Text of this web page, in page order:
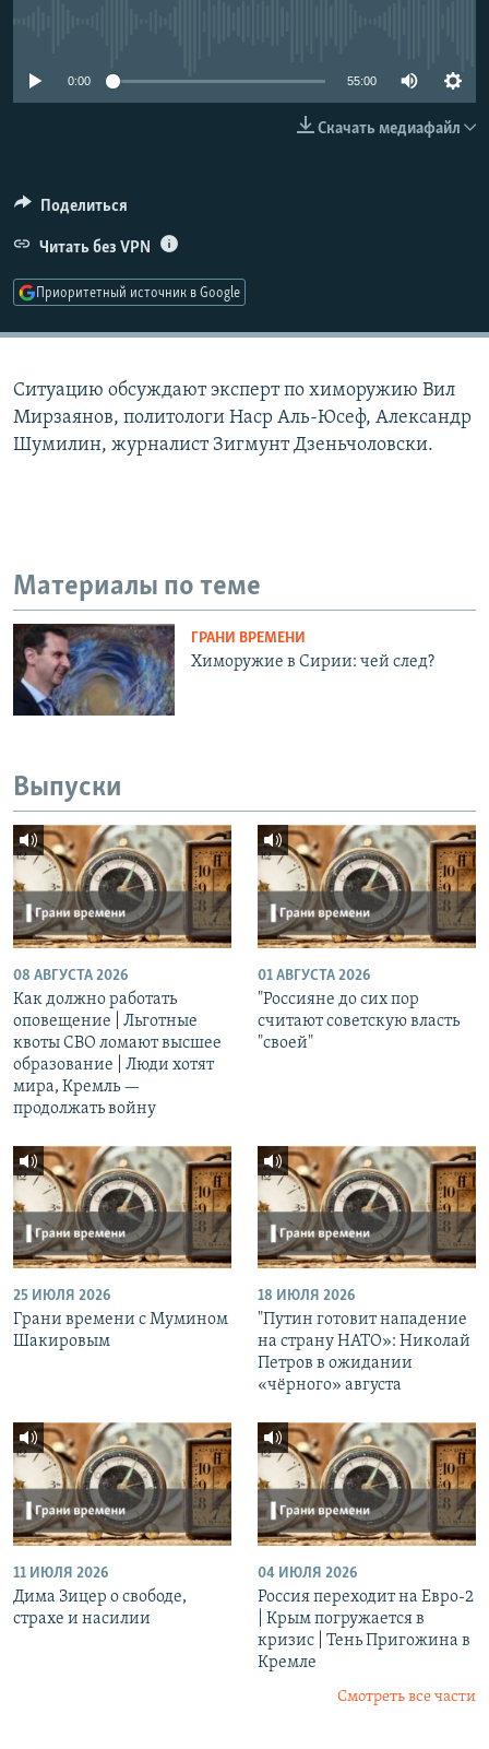
0:00 55:00
Скачать медиафайл
Поделиться
Читать без VPN
Приоритетный источник в Google
Ситуацию обсуждают эксперт по химоружию Вил
Мирзаянов, политологи Наср Аль-Юсеф, Александр
Шумилин, журналист Зигмунт Дзеньчоловски.
Материалы по теме
ГРАНИ ВРЕМЕНИ
Химоружие в Сирии: чей след?
Выпуски
08 АВГУСТА 2026
Как должно работать
оповещение | Льготные
квоты СВО ломают высшее
образование | Люди хотят
мира, Кремль —
продолжать войну
01 АВГУСТА 2026
"Россияне до сих пор
считают советскую власть
"своей"
25 ИЮЛЯ 2026
Грани времени с Мумином
Шакировым
18 ИЮЛЯ 2026
"Путин готовит нападение
на страну НАТО»: Николай
Петров в ожидании
«чёрного» августа
11 ИЮЛЯ 2026
Дима Зицер о свободе,
страхе и насилии
04 ИЮЛЯ 2026
Россия переходит на Евро-2
| Крым погружается в
кризис | Тень Пригожина в
Кремле
Смотреть все части